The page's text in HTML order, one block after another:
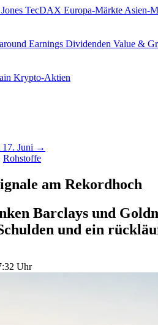
TecDAX Europa-Märkte Asien-
Earnings Dividenden Value &
Krypto-Aktien
17. Juni →
Rohstoffe
am Rekordhoch
Barclays und
und ein
Uhr